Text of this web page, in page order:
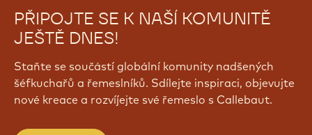
PŘIPOJTE SE K NAŠÍ KOMUNITĚ
JEŠTĚ DNES!
Staňte se součástí globální komunity nadšených
šéfkuchařů a řemeslníků. Sdílejte inspiraci, objevujte
nové kreace a rozvíjejte své řemeslo s Callebaut.